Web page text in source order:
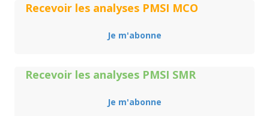
Recevoir les analyses PMSI MCO
Je m'abonne
Recevoir les analyses PMSI SMR
Je m'abonne